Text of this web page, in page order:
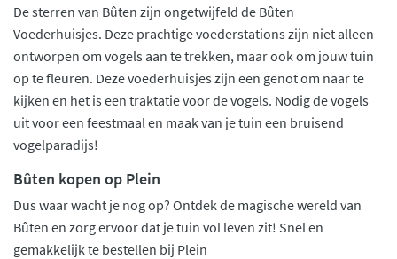
De sterren van Bûten zijn ongetwijfeld de Bûten
Voederhuisjes. Deze prachtige voederstations zijn niet alleen
ontworpen om vogels aan te trekken, maar ook om jouw tuin
op te fleuren. Deze voederhuisjes zijn een genot om naar te
kijken en het is een traktatie voor de vogels. Nodig de vogels
uit voor een feestmaal en maak van je tuin een bruisend
vogelparadijs!
Bûten kopen op Plein
Dus waar wacht je nog op? Ontdek de magische wereld van
Bûten en zorg ervoor dat je tuin vol leven zit! Snel en
gemakkelijk te bestellen bij Plein